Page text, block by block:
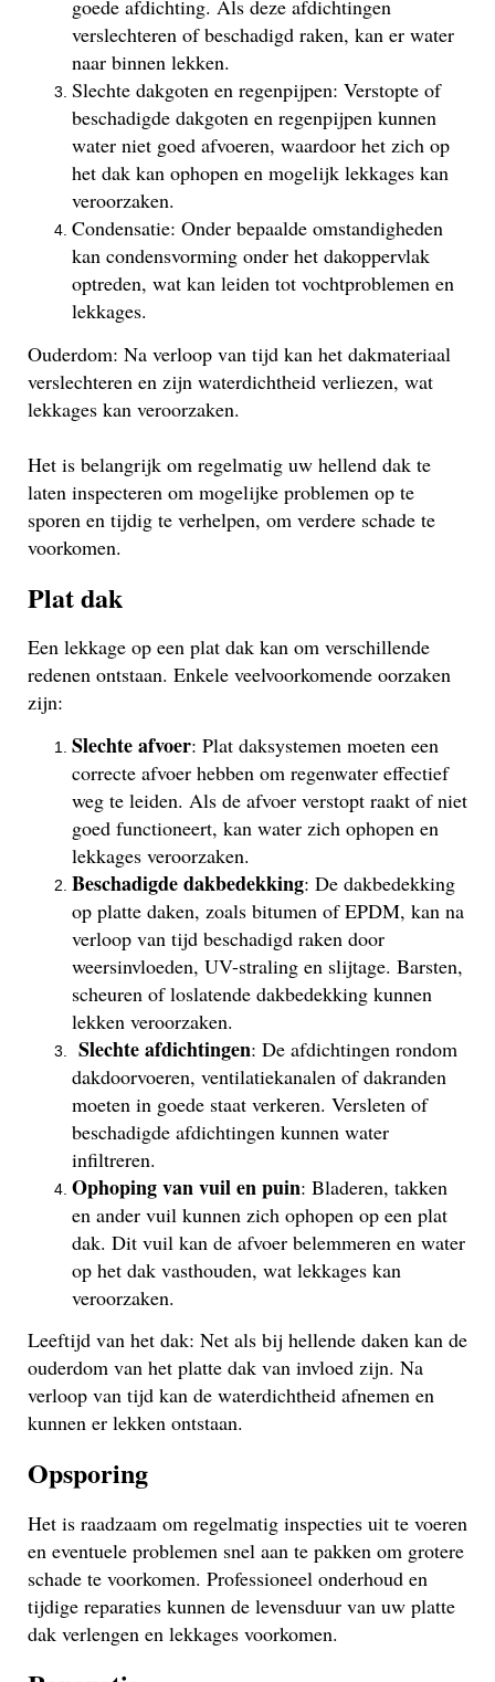
goede afdichting. Als deze afdichtingen
verslechteren of beschadigd raken, kan er water
naar binnen lekken.
Slechte dakgoten en regenpijpen: Verstopte of
beschadigde dakgoten en regenpijpen kunnen
water niet goed afvoeren, waardoor het zich op
het dak kan ophopen en mogelijk lekkages kan
veroorzaken.
Condensatie: Onder bepaalde omstandigheden
kan condensvorming onder het dakoppervlak
optreden, wat kan leiden tot vochtproblemen en
lekkages.
Ouderdom: Na verloop van tijd kan het dakmateriaal
verslechteren en zijn waterdichtheid verliezen, wat
lekkages kan veroorzaken.
Het is belangrijk om regelmatig uw hellend dak te
laten inspecteren om mogelijke problemen op te
sporen en tijdig te verhelpen, om verdere schade te
voorkomen.
Plat dak
Een lekkage op een plat dak kan om verschillende
redenen ontstaan. Enkele veelvoorkomende oorzaken
zijn:
Slechte afvoer: Plat daksystemen moeten een
correcte afvoer hebben om regenwater effectief
weg te leiden. Als de afvoer verstopt raakt of niet
goed functioneert, kan water zich ophopen en
lekkages veroorzaken.
Beschadigde dakbedekking: De dakbedekking
op platte daken, zoals bitumen of EPDM, kan na
verloop van tijd beschadigd raken door
weersinvloeden, UV-straling en slijtage. Barsten,
scheuren of loslatende dakbedekking kunnen
lekken veroorzaken.
Slechte afdichtingen: De afdichtingen rondom
dakdoorvoeren, ventilatiekanalen of dakranden
moeten in goede staat verkeren. Versleten of
beschadigde afdichtingen kunnen water
infiltreren.
Ophoping van vuil en puin: Bladeren, takken
en ander vuil kunnen zich ophopen op een plat
dak. Dit vuil kan de afvoer belemmeren en water
op het dak vasthouden, wat lekkages kan
veroorzaken.
Leeftijd van het dak: Net als bij hellende daken kan de
ouderdom van het platte dak van invloed zijn. Na
verloop van tijd kan de waterdichtheid afnemen en
kunnen er lekken ontstaan.
Opsporing
Het is raadzaam om regelmatig inspecties uit te voeren
en eventuele problemen snel aan te pakken om grotere
schade te voorkomen. Professioneel onderhoud en
tijdige reparaties kunnen de levensduur van uw platte
dak verlengen en lekkages voorkomen.